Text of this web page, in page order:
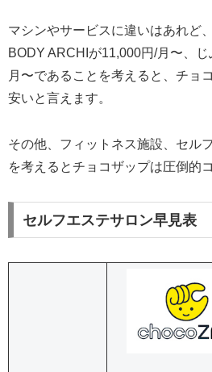
マシンやサービスに違いはあれど
BODY ARCHIが11,000円/月〜、
月〜であることを考えると、チョ
安いと言えます。
その他、フィットネス施設、セル
を考えるとチョコザップは圧倒的
セルフエステサロン早見表